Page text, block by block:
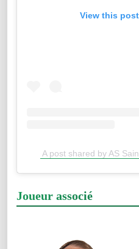
View this
A post shared by AS
Joueur associé